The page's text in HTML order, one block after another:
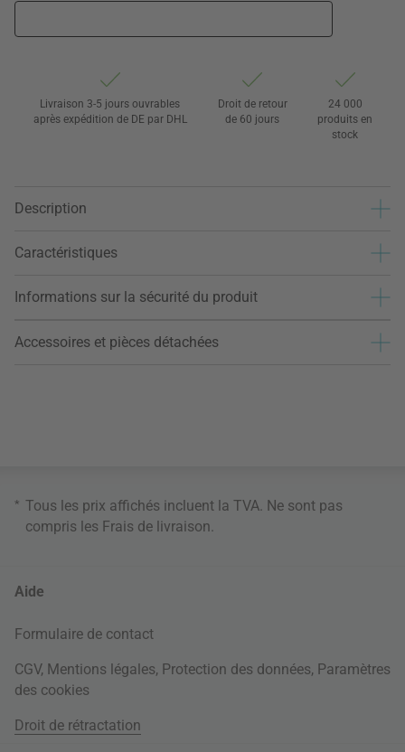
Livraison 3-5 jours ouvrables
après expédition de DE par DHL
Droit de retour
de 60 jours
24 000
produits en
stock
Description
Caractéristiques
Informations sur la sécurité du produit
Accessoires et pièces détachées
* Tous les prix affichés incluent la TVA. Ne sont pas
compris les Frais de livraison
Aide
Formulaire de contact
CGV, Mentions légales, Protection des données, Paramètres
des cookies
Droit de rétractation